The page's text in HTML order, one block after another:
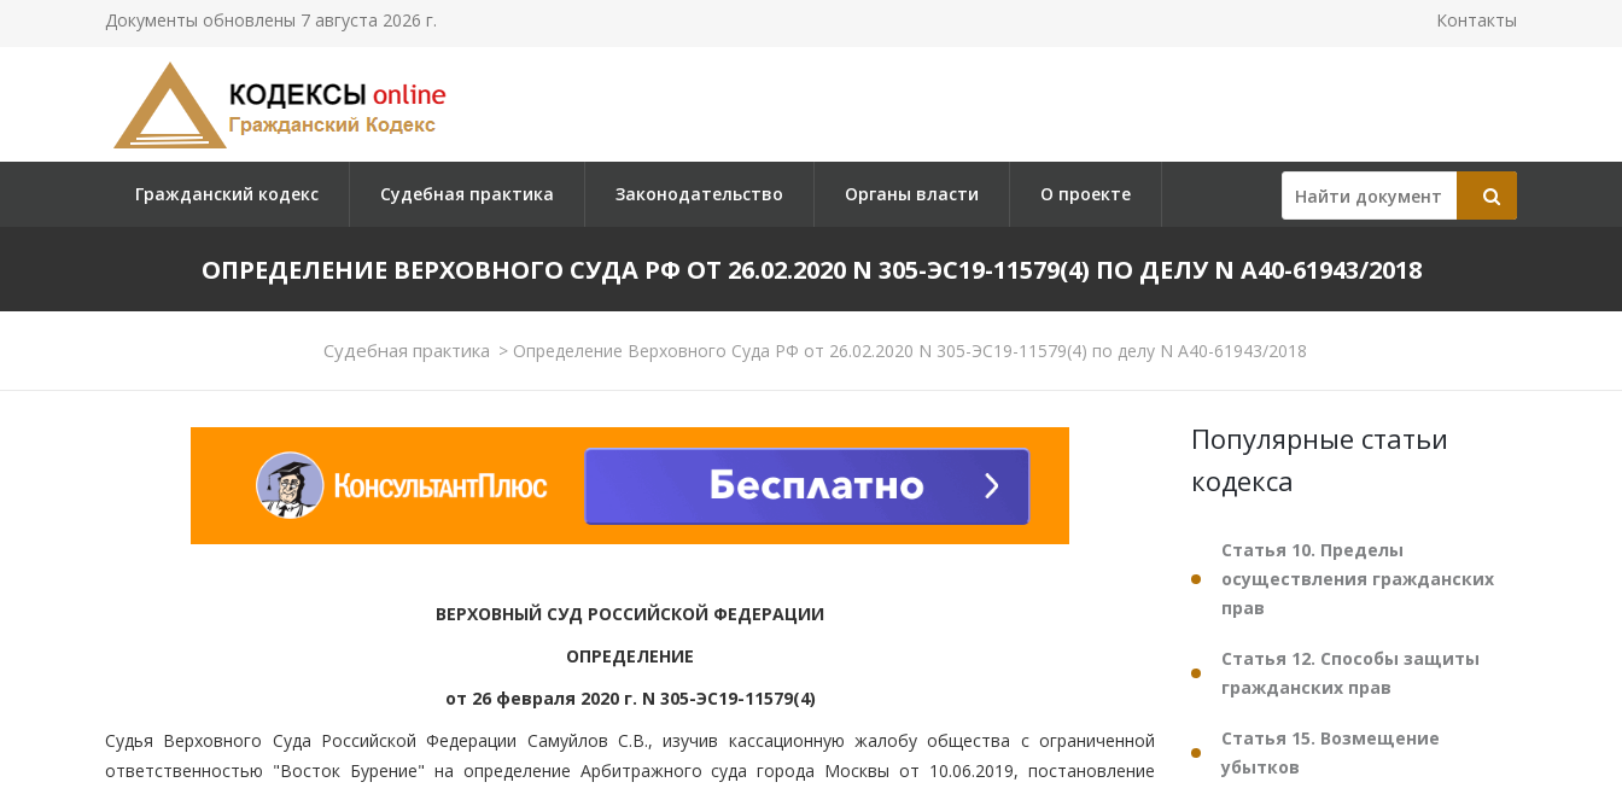
Документы обновлены 7 августа 2026 г. Контакты
Гражданский кодекс Судебная практика Законодательство Органы власти О проекте
ОПРЕДЕЛЕНИЕ ВЕРХОВНОГО СУДА РФ ОТ 26.02.2020 N 305-ЭС19-11579(4) ПО ДЕЛУ N А40-61943/2018
Судебная практика > Определение Верховного Суда РФ от 26.02.2020 N 305-ЭС19-11579(4) по делу N А40-61943/2018
ВЕРХОВНЫЙ СУД РОССИЙСКОЙ ФЕДЕРАЦИИ
ОПРЕДЕЛЕНИЕ
от 26 февраля 2020 г. N 305-ЭС19-11579(4)
Судья Верховного Суда Российской Федерации Самуйлов С.В., изучив кассационную жалобу общества с ограниченной
ответственностью "Восток Бурение" на определение Арбитражного суда города Москвы от 10.06.2019, постановление
Популярные статьи
кодекса
Статья 10. Пределы
осуществления гражданских
прав
Статья 12. Способы защиты
гражданских прав
Статья 15. Возмещение
убытков